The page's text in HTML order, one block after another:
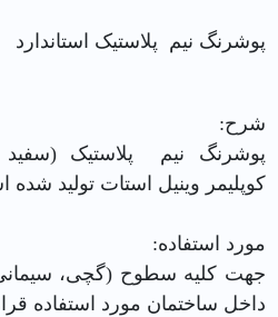
پوشرنگ نيم پلاستیک استاندارد
شرح:
پوشرنگ نيم پلاستیک (سفید
كوپليمر وینیل استات تولید
مورد استفاده:
جهت کلیه سطوح (گچی،
داخل ساختمان مورد استفاده